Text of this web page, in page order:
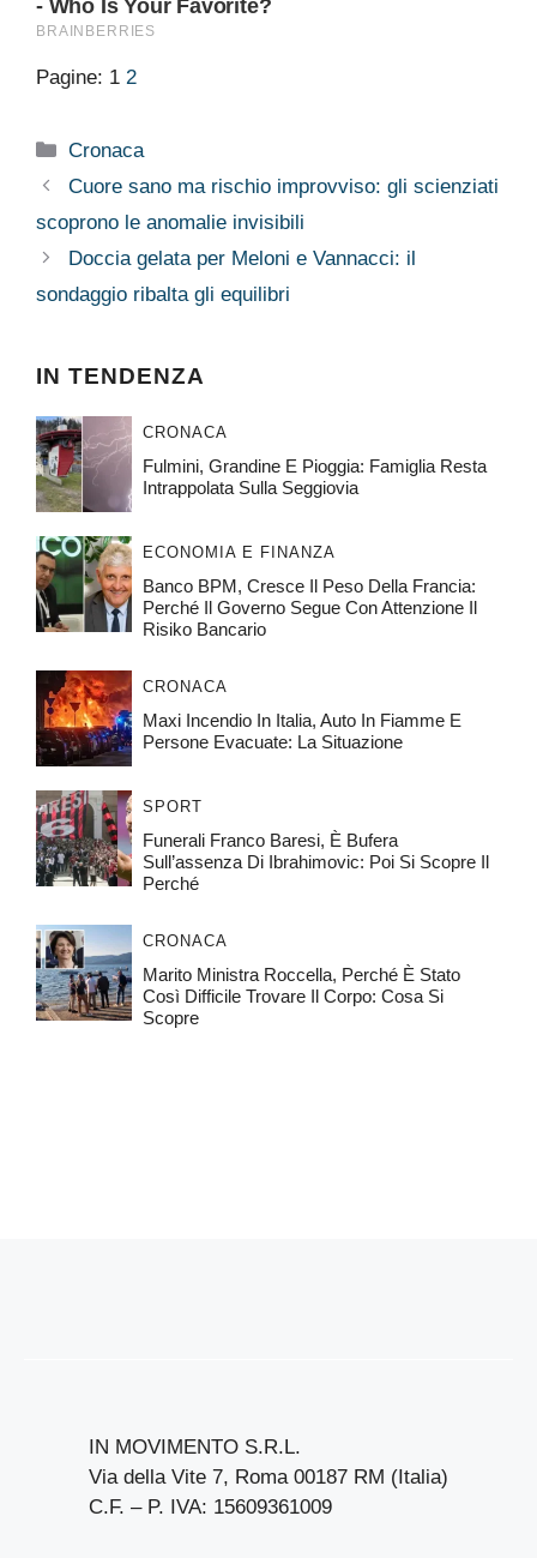
Pagine: 1 2
Categorie
Cronaca
Cuore sano ma rischio improvviso: gli scienziati
scoprono le anomalie invisibili
Doccia gelata per Meloni e Vannacci: il
sondaggio ribalta gli equilibri
IN TENDENZA
CRONACA
Fulmini, Grandine E Pioggia: Famiglia Resta
Intrappolata Sulla Seggiovia
ECONOMIA E FINANZA
Banco BPM, Cresce Il Peso Della Francia:
Perché Il Governo Segue Con Attenzione Il
Risiko Bancario
CRONACA
Maxi Incendio In Italia, Auto In Fiamme E
Persone Evacuate: La Situazione
SPORT
Funerali Franco Baresi, È Bufera
Sull’assenza Di Ibrahimovic: Poi Si Scopre Il
Perché
CRONACA
Marito Ministra Roccella, Perché È Stato
Così Difficile Trovare Il Corpo: Cosa Si
Scopre
IN MOVIMENTO S.R.L.
Via della Vite 7, Roma 00187 RM (Italia)
C.F. – P. IVA: 15609361009